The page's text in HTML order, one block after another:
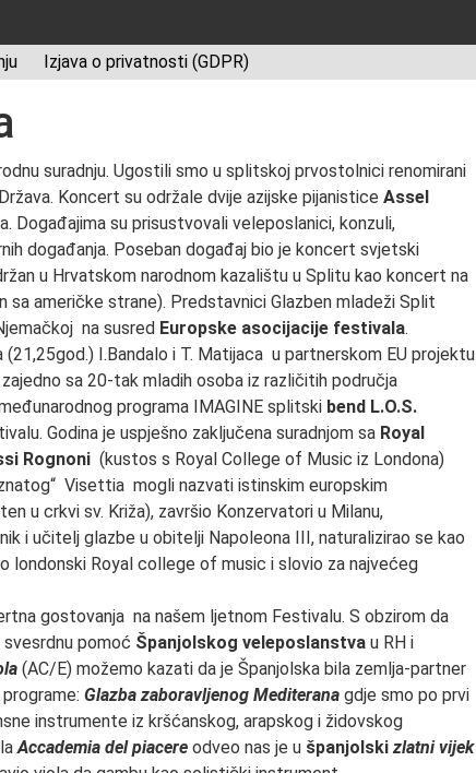
Izjava o privatnosti (GDPR)
suradnju. Ugostili smo u splitskoj prvostolnici renomirani
Koncert su održale dvije azijske pijanistice Assel
Događajima su prisustvovali veleposlanici, konzuli,
događanja. Poseban događaj bio je koncert svjetski
u Hrvatskom narodnom kazalištu u Splitu kao koncert na
sa američke strane). Predstavnici Glazben mladeži Split
na susred Europske asocijacije festivala.
I.Bandalo i T. Matijaca u partnerskom EU projektu
sa 20-tak mladih osoba iz različitih područja
programa IMAGINE splitski bend L.O.S.
Godina je uspješno zaključena suradnjom sa Royal
Rognoni (kustos s Royal College of Music iz Londona)
Visettia mogli nazvati istinskim europskim
u crkvi sv. Križa), završio Konzervatori u Milanu,
i učitelj glazbe u obitelji Napoleona III, naturalizirao se kao
londonski Royal college of music i slovio za najvećeg
gostovanja na našem ljetnom Festivalu. S obzirom da
svesrdnu pomoć Španjolskog veleposlanstva u RH i
(AC/E) možemo kazati da je Španjolska bila zemlja-partner
Glazba zaboravljenog Mediterana gdje smo po prvi
instrumente iz kršćanskog, arapskog i židovskog
Accademia del piacere odveo nas je u španjolski zlatni vijek